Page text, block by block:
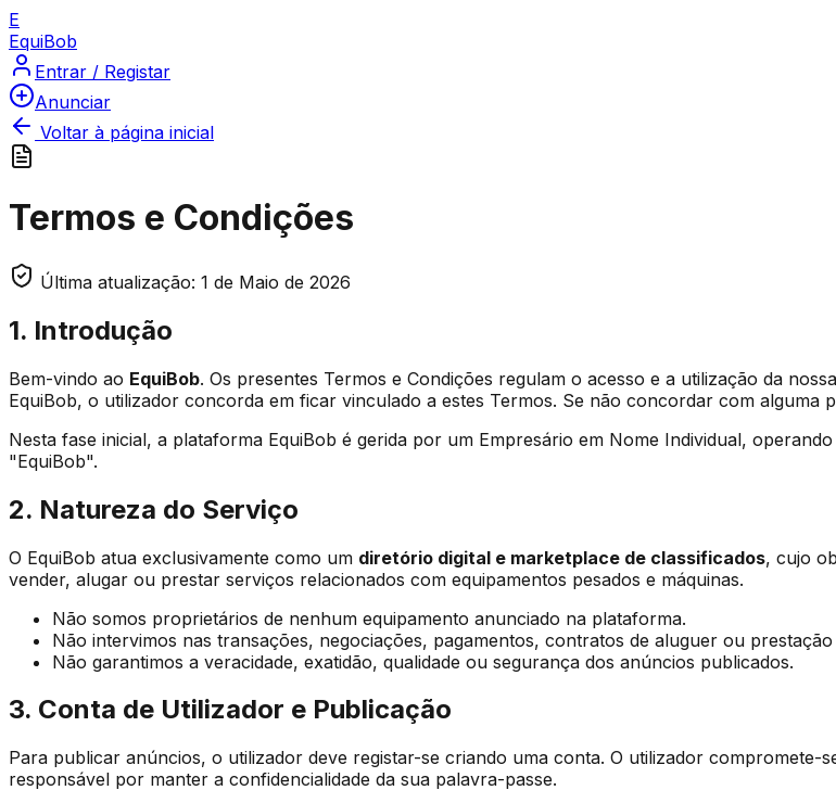
E
EquiBob
Entrar / Registar
Anunciar
Voltar à página inicial
Termos e Condições
Última atualização: 1 de Maio de 2026
1. Introdução
Bem-vindo ao EquiBob. Os presentes Termos e Condições regulam o acesso e a utilização da
EquiBob, o utilizador concorda em ficar vinculado a estes Termos. Se não concordar com alguma
Nesta fase inicial, a plataforma EquiBob é gerida por um Empresário em Nome Individual,
"EquiBob".
2. Natureza do Serviço
O EquiBob atua exclusivamente como um diretório digital e marketplace de classificados, cujo
vender, alugar ou prestar serviços relacionados com equipamentos pesados e máquinas.
Não somos proprietários de nenhum equipamento anunciado na plataforma.
Não intervimos nas transações, negociações, pagamentos, contratos de aluguer ou
Não garantimos a veracidade, exatidão, qualidade ou segurança dos anúncios publicados.
3. Conta de Utilizador e Publicação
Para publicar anúncios, o utilizador deve registar-se criando uma conta. O utilizador
responsável por manter a confidencialidade da sua palavra-passe.